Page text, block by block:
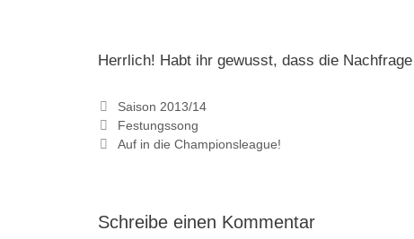
Herrlich! Habt ihr gewusst, dass die
Kategorien
Saison 2013/14
Festungssong
Auf in die Championsleague!
Schreibe einen Kommentar